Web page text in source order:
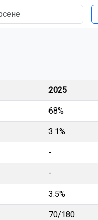
2025
68%
3.1%
-
-
3.5%
70/180